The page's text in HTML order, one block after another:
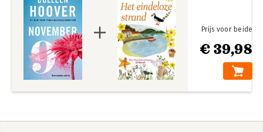
€ 39,98
Prijs voor beide